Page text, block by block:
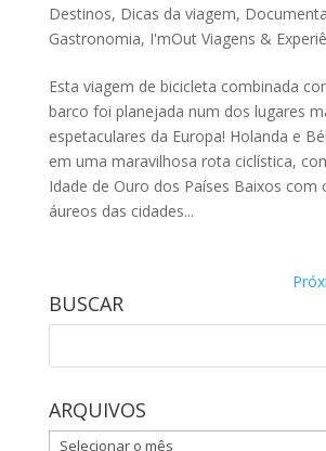
Destinos, Dicas da viagem,
Gastronomia, I'mOut Viagens &
Esta viagem de bicicleta combinada
barco foi planejada num dos lugares
espetaculares da Europa! Holanda e
em uma maravilhosa rota ciclística,
Idade de Ouro dos Países Baixos com
áureos das cidades...
BUSCAR
ARQUIVOS
ARQUIVOS